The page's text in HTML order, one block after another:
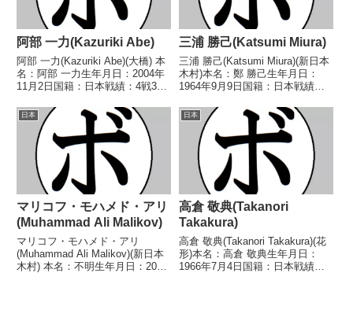
阿部 一力(Kazuriki Abe)
阿部 一力(Kazuriki Abe)(大橋) 本
名：阿部 一力生年月日：2004年
11月2日国籍：日本戦績：4戦3勝
し 【戦歴】2023/02/16
○1RTKO 名和 祐輔(岐阜ヨコゼ
キ)■2023年度...
三浦 勝己(Katsumi Miura)
三浦 勝己(Katsumi Miura)(新日本
木村)本名：鄭 勝己生年月日：
1964年9月9日国籍：日本戦績：
ル】1987年度東日本ライト級新
人王【戦歴】1985/12/13
○1RKO 浜崎 政治(角...
日本
マリコフ・モハメド・アリ
(Muhammad Ali Malikov)
マリコフ・モハメド・アリ
(Muhammad Ali Malikov)(新日本
木村) 本名：不明生年月日：2004
日本
高倉 敬典(Takanori
Takakura)
高倉 敬典(Takanori Takakura)(花
形)本名：高倉 敬典生年月日：
1966年7月4日国籍：日本戦績：